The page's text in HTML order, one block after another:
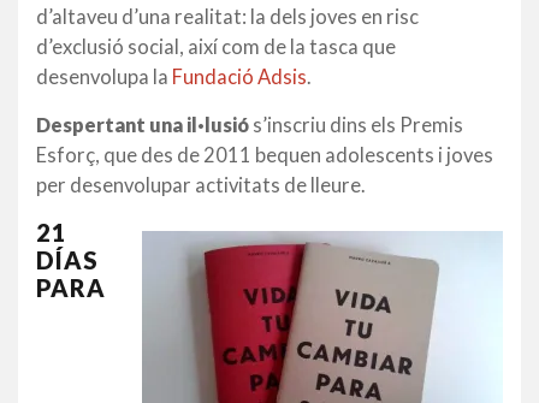
d’altaveu d’una realitat: la dels joves en risc
d’exclusió social, així com de la tasca que
desenvolupa la Fundació Adsis.
Despertant una il·lusió s’inscriu dins els Premis
Esforç, que des de 2011 bequen adolescents i joves
per desenvolupar activitats de lleure.
21
DÍAS
PARA